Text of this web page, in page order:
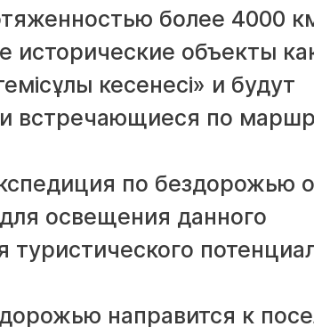
более 4000
исторические объекты
кесенесі» и будут
встречающиеся по
по бездорожью
освещения данного
направится к